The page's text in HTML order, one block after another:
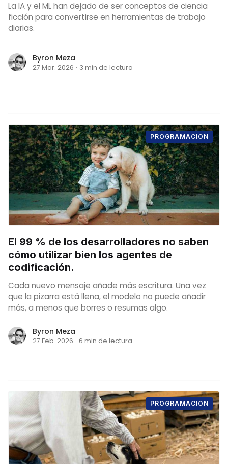
La IA y el ML han dejado de ser conceptos de ciencia
ficción para convertirse en herramientas de trabajo
diarias.
Byron Meza
27 Mar. 2026 · 3 min de lectura
PROGRAMACION
El 99 % de los desarrolladores no saben
cómo utilizar bien los agentes de
codificación.
Cada nuevo mensaje añade más escritura. Una vez
que la pizarra está llena, el modelo no puede añadir
más, a menos que borres o resumas algo.
Byron Meza
27 Feb. 2026 · 6 min de lectura
PROGRAMACION